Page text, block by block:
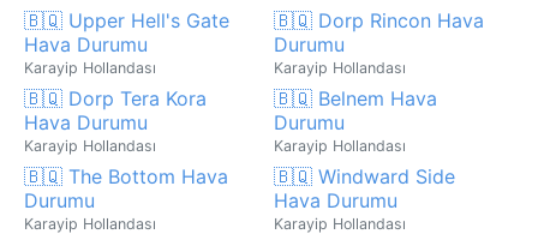
🇧🇶 Upper Hell's Gate
Hava Durumu
Karayip Hollandası
🇧🇶 Dorp Rincon Hava
Durumu
Karayip Hollandası
🇧🇶 Dorp Tera Kora
Hava Durumu
Karayip Hollandası
🇧🇶 Belnem Hava
Durumu
Karayip Hollandası
🇧🇶 The Bottom Hava
Durumu
Karayip Hollandası
🇧🇶 Windward Side
Hava Durumu
Karayip Hollandası